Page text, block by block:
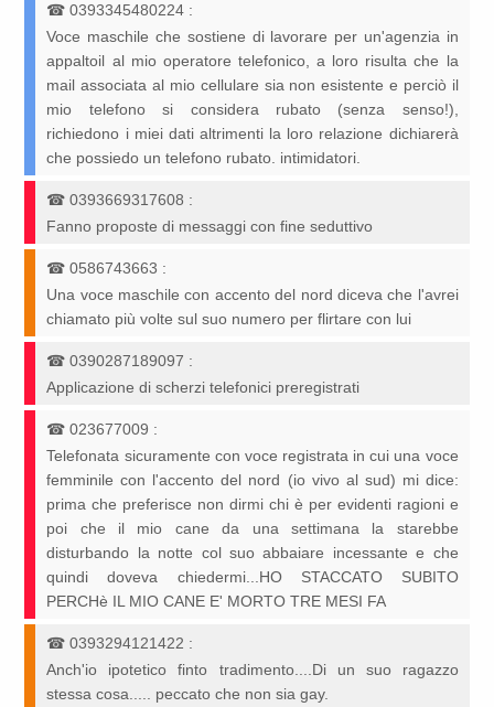
☎0393345480224 :
Voce maschile che sostiene di lavorare per un'agenzia in
appaltoil al mio operatore telefonico, a loro risulta che la
mail associata al mio cellulare sia non esistente e perciò il
mio telefono si considera rubato (senza senso!),
richiedono i miei dati altrimenti la loro relazione dichiarerà
che possiedo un telefono rubato. intimidatori.
☎0393669317608 :
Fanno proposte di messaggi con fine seduttivo
☎0586743663 :
Una voce maschile con accento del nord diceva che l'avrei
chiamato più volte sul suo numero per flirtare con lui
☎0390287189097 :
Applicazione di scherzi telefonici preregistrati
☎023677009 :
Telefonata sicuramente con voce registrata in cui una voce
femminile con l'accento del nord (io vivo al sud) mi dice:
prima che preferisce non dirmi chi è per evidenti ragioni e
poi che il mio cane da una settimana la starebbe
disturbando la notte col suo abbaiare incessante e che
quindi doveva chiedermi...HO STACCATO SUBITO
PERCHè IL MIO CANE E' MORTO TRE MESI FA
☎0393294121422 :
Anch'io ipotetico finto tradimento....Di un suo ragazzo
stessa cosa..... peccato che non sia gay.